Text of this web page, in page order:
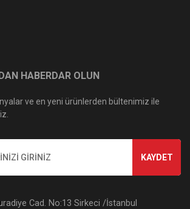
HABERDAR OLUN
ve en yeni ürünlerden bültenimiz ile
KAYDET
Cad. No:13 Sirkeci /İstanbul